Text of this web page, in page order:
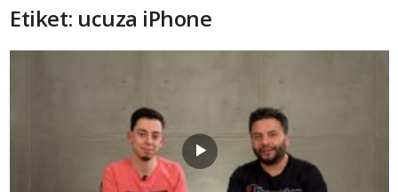
Etiket: ucuza iPhone